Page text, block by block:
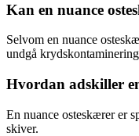
Kan en nuance
Selvom en nuance
undgå
Hvordan adskiller
En nuance osteskærer er
skiver.